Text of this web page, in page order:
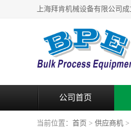
公司首页
当前位置： 首页 > 供应商机 >